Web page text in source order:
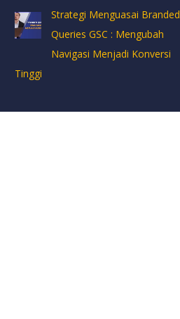
Strategi Menguasai Branded
Queries GSC : Mengubah
Navigasi Menjadi Konversi
Tinggi